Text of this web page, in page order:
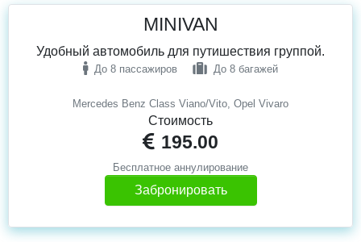
Mercedes Benz Class Viano/Vito, Opel Vivaro
MINIVAN
Удобный автомобиль для путишествия группой.
До 8 пассажиров До 8 багажей
Стоимость
195.00
Бесплатное аннулирование
Забронировать